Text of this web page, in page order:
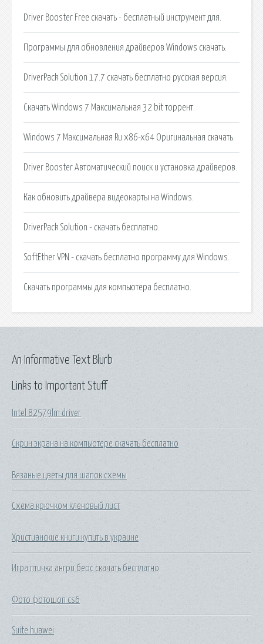
Driver Booster Free скачать - бесплатный инструмент для.
Программы для обновления драйверов Windows скачать.
DriverPack Solution 17.7 скачать бесплатно русская версия.
Скачать Windows 7 Максимальная 32 bit торрент.
Windows 7 Максимальная Ru x86-x64 Оригинальная скачать.
Driver Booster Автоматический поиск и установка драйверов.
Как обновить драйвера видеокарты на Windows.
DriverPack Solution - скачать бесплатно.
SoftEther VPN - скачать бесплатно программу для Windows.
Скачать программы для компьютера бесплатно.
Links to Important Stuff
Intel 82579lm driver
Скрин экрана на компьютере скачать бесплатно
Вязаные цветы для шапок схемы
Схема крючком кленовый лист
Христианские книги купить в украине
Игра птичка ангри берс скачать бесплатно
Фото фотошоп cs6
Suite huawei
An Informative Text Blurb